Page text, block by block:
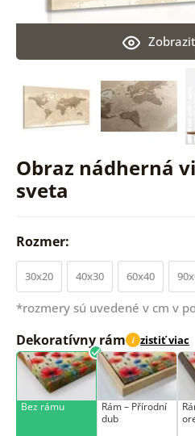
Obraz nádherná
sveta
Rozmer:
30x20 40x30 60x40
*rozmery sú uvedené v cm v
Dekoratívny rám i zistiť viac
Bez rámu
Rám –⁠⁠⁠⁠⁠⁠ Přírodní
dub